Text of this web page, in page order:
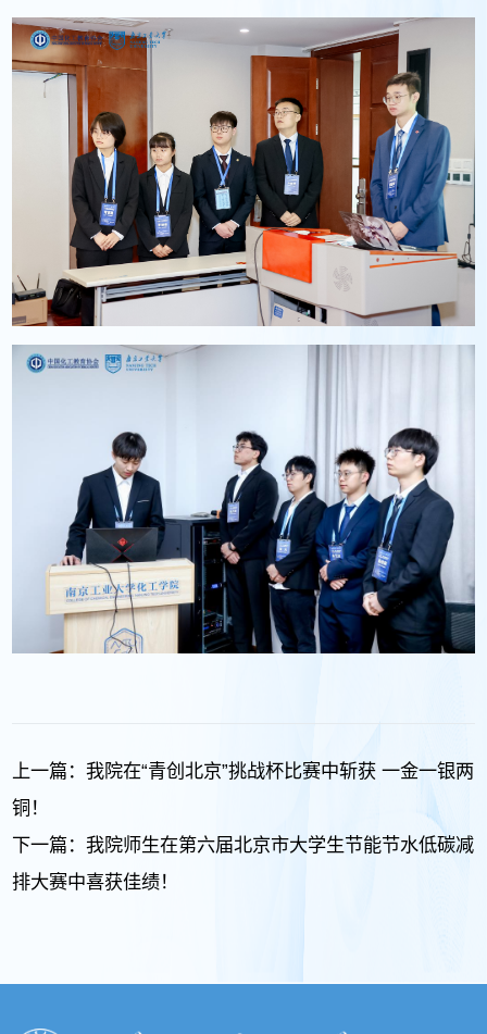
上一篇：我院在“青创北京”挑战杯比赛中斩获 一金一银两
铜！
下一篇：我院师生在第六届北京市大学生节能节水低碳减
排大赛中喜获佳绩！